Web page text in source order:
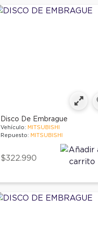
Disco De Embrague
Vehículo: MITSUBISHI
Repuesto: MITSUBISHI
$322.990